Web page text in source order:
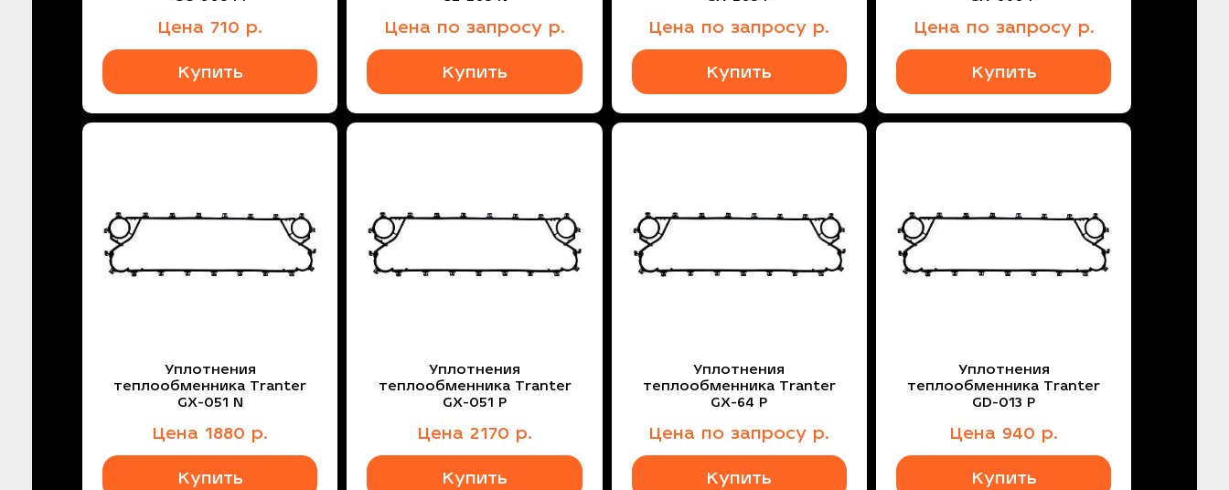
Цена 710 р.
Купить
Цена по запросу р.
Купить
Цена по запросу р.
Купить
Цена по запросур.
Купить
Уплотнения
теплообменника Tranter
GX-051 N
Цена 1880 р.
Купить
Уплотнения
теплообменника Tranter
GX-051 P
Цена 2170 р.
Купить
Уплотнения
теплообменника Tranter
GX-64 P
Цена по запросу р.
Купить
Уплотнения
теплообменника Tranter
GD-013 P
Цена 940 р.
Купить